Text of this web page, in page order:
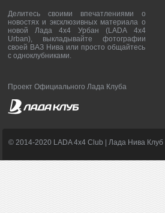
Делитесь своими впечатлениями о
новостях и эксклюзивных материала о
новой Лада 4х4 Урбан (LADA 4x4
Urban), выкладывайте фотографии
своей ВАЗ Нива или просто общайтесь
с одноклубниками.
Проект Официального Лада Клуба
© 2014-2020 LADA 4x4 Club | Лада Нива Клуб |